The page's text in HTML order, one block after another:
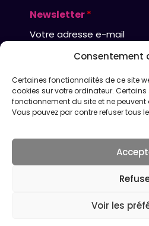
Consentement
Certaines fonctionnalités de ce site
cookies sur votre ordinateur.
fonctionnement du site et ne
Vous pouvez par contre refuser tous
Voir les
Newsletter*
FAQ MENTIONS LÉGALES CRÉDITS
DÉCLARATION DE CONFIDENTIALITÉ